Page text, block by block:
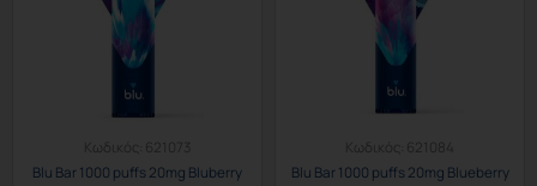
Κωδικός:
621073
Blu Bar 1000 puffs 20mg Bluberry
Κωδικός:
621084
Blu Bar 1000 puffs 20mg Blueberry